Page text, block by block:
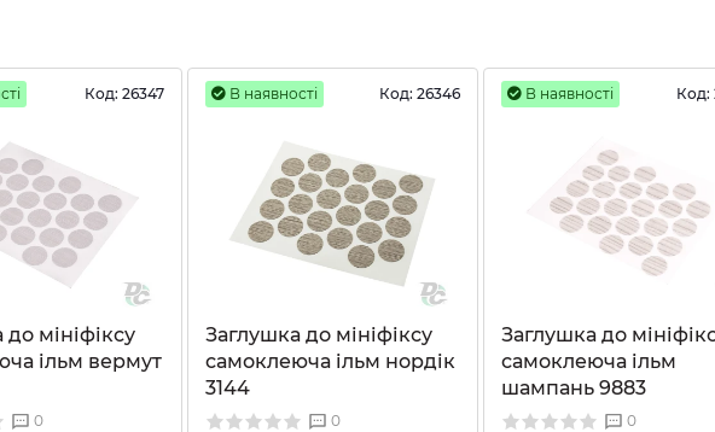
Код: 26347
мініфіксу
ільм вермут
0
В наявності Код: 26346
Заглушка до мініфіксу
самоклеюча ільм нордік
3144
0
В наявності Код:
Заглушка до
самоклеюча ільм
шампань 9883
0